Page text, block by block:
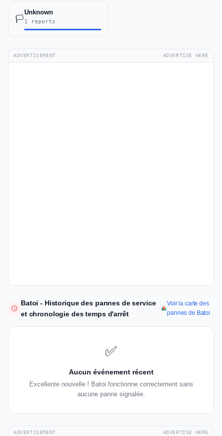
🏳️
Unknown
1 reports
ADVERTISEMENT ADVERTISE HERE
Batoi - Historique des pannes de service
et chronologie des temps d'arrêt
Voir la carte des
pannes de Batoi
✅
Aucun événement récent
Excellente nouvelle ! Batoi fonctionne correctement sans
aucune panne signalée.
ADVERTISEMENT ADVERTISE HERE